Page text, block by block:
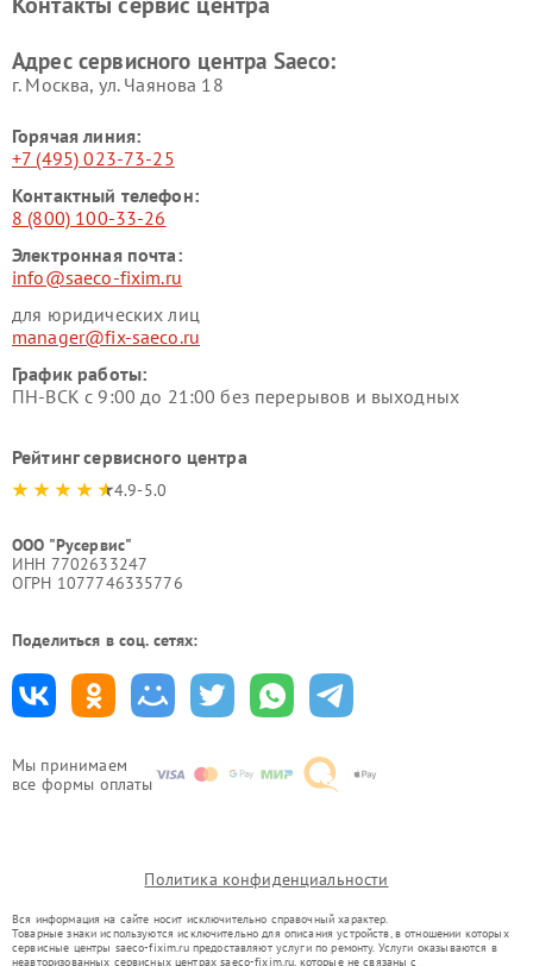
Мы принимаем
все формы оплаты
Адрес сервисного центра Saeco:
г. Москва, ул. Чаянова 18
Горячая линия:
+7 (495) 023-73-25
Контактный телефон:
8 (800) 100-33-26
Электронная почта:
info@saeco-fixim.ru
для юридических лиц
manager@fix-saeco.ru
График работы:
ПН-ВСК с 9:00 до 21:00 без перерывов и выходных
Рейтинг сервисного центра
4.9-5.0
ООО "Русервис"
ИНН 7702633247
ОГРН 1077746335776
Поделиться в соц. сетях:
Политика конфиденциальности
Вся информация на сайте носит исключительно справочный характер.
Товарные знаки используются исключительно для описания устройств, в отношении которых
сервисные центры saeco-fixim.ru предоставляют услуги по ремонту. Услуги оказываются в
неавторизованных сервисных центрах saeco-fixim.ru, которые не связаны с